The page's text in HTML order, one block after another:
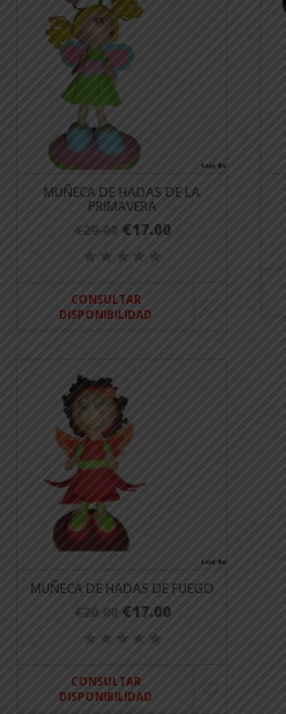
MUÑECA DE HADAS DE LA
PRIMAVERA
€20.00 €17.00
CONSULTAR
DISPONIBILIDAD
MUÑECA DE HADAS DE FUEGO
€20.00 €17.00
CONSULTAR
DISPONIBILIDAD